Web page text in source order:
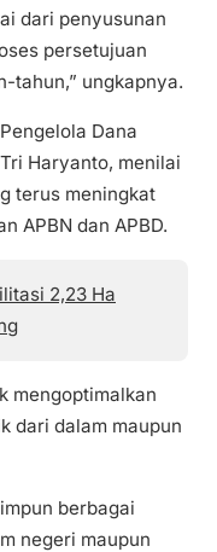
dari penyusunan
persetujuan
tahun,” ungkapnya.
Dana
Haryanto, menilai
terus meningkat
APBN dan APBD.
2,23 Ha
mengoptimalkan
dari dalam maupun
berbagai
negeri maupun